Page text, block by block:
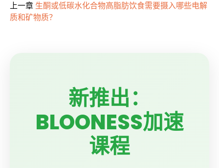
上一章 生酮或低碳水化合物高脂肪饮食需要摄入哪些电解
质和矿物质？
新推出：
BLOONESS加速
课程